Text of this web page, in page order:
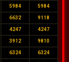
5984 5984
6632 9118
4247 4247
3912 9810
6324 6324